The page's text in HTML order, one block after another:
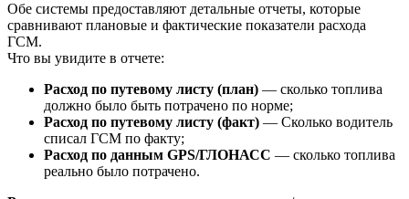
Обе системы предоставляют детальные отчеты, которые
сравнивают плановые и фактические показатели расхода
ГСМ.
Что вы увидите в отчете:
Расход по путевому листу (план) — сколько топлива
должно было быть потрачено по норме;
Расход по путевому листу (факт) — Сколько водитель
списал ГСМ по факту;
Расход по данным GPS/ГЛОНАСС — сколько топлива
реально было потрачено.